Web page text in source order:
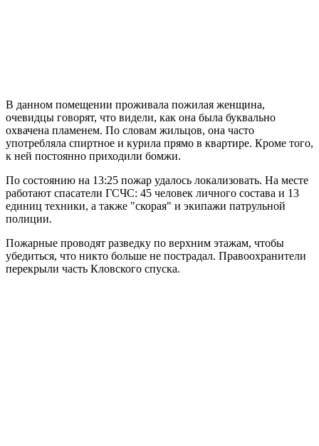
В данном помещении проживала пожилая женщина,
очевидцы говорят, что видели, как она была буквально
охвачена пламенем. По словам жильцов, она часто
употребляла спиртное и курила прямо в квартире. Кроме того,
к ней постоянно приходили бомжи.
По состоянию на 13:25 пожар удалось локализовать. На месте
работают спасатели ГСЧС: 45 человек личного состава и 13
единиц техники, а также "скорая" и экипажи патрульной
полиции.
Пожарные проводят разведку по верхним этажам, чтобы
убедиться, что никто больше не пострадал. Правоохранители
перекрыли часть Кловского спуска.